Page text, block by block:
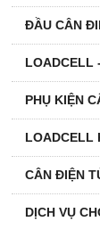
ĐẦU CÂN
LOADCELL
PHỤ KIỆN
LOADCELL
CÂN ĐIỆN
DỊCH VỤ